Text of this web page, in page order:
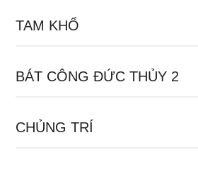
TAM KHỔ
BÁT CÔNG ĐỨC THỦY 2
CHỦNG TRÍ